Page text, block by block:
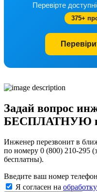
Перевірте
375+
Задай вопрос
БЕСПЛАТНУЮ
Инженер перезвонит в
по номеру 0 (800) 210-295
бесплатны).
Введите ваш номер
Я согласен на